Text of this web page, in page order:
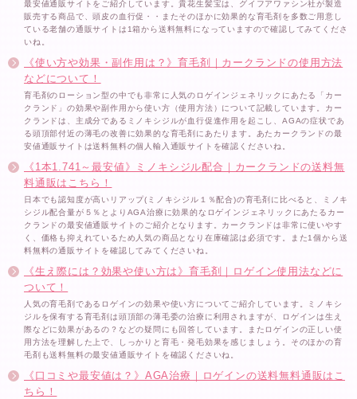
最安値通販サイトをご紹介しています。貴花生髪宝は、グイフアワァシン社が製造
販売する商品で、頭皮の血行促・・またそのほかに効果的な育毛剤を多数ご用意し
ている老舗の通販サイトは1箱から送料無料になっていますので確認してみてくださ
いね。
《使い方や効果・副作用は？》育毛剤｜カークランドの使用方法
などについて！
育毛剤のローション型の中でも非常に人気のロゲインジェネリックにあたる「カー
クランド」の効果や副作用から使い方（使用方法）について記載しています。カー
クランドは、主成分であるミノキシジルが血行促進作用を起こし、AGAの症状であ
る頭頂部付近の薄毛の改善に効果的な育毛剤にあたります。あたカークランドの最
安値通販サイトは送料無料の個人輸入通販サイトを確認くださいね。
《1本1.741～最安値》ミノキシジル配合｜カークランドの送料無
料通販はこちら！
日本でも認知度が高いリアップ(ミノキシジル１％配合)の育毛剤に比べると、ミノキ
シジル配合量が５％とよりAGA治療に効果的なロゲインジェネリックにあたるカー
クランドの最安値通販サイトのご紹介となります。カークランドは非常に使いやす
く、価格も抑えれているため人気の商品となり在庫確認は必須です。また1個から送
料無料の通販サイトを確認してみてくださいね。
《生え際には？効果や使い方は》育毛剤｜ロゲイン使用法などに
ついて！
人気の育毛剤であるロゲインの効果や使い方についてご紹介しています。ミノキシ
ジルを保有する育毛剤は頭頂部の薄毛委の治療に利用されますが、ロゲインは生え
際などに効果があるの？などの疑問にも回答しています。またロゲインの正しい使
用方法を理解した上で、しっかりと育毛・発毛効果を感じましょう。そのほかの育
毛剤も送料無料の最安値通販サイトを確認くださいね。
《口コミや最安値は？》AGA治療｜ロゲインの送料無料通販はこ
ちら！